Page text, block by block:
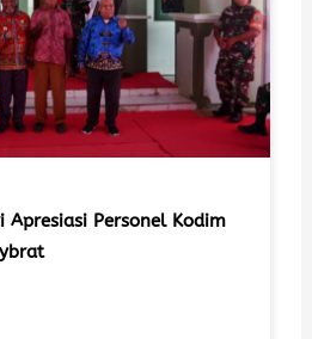
Apresiasi Personel Kodim